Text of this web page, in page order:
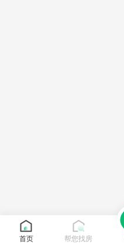
首页 帮您找房